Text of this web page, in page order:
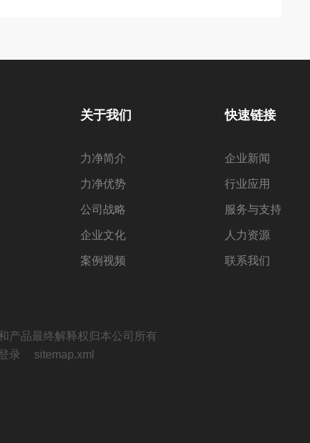
关于我们
力净简介
力净优势
公司战略
企业文化
案例视频
快速链接
企业新闻
行业应用
服务与支持
人力资源
联系我们
产品最终解释权归本公司所有
录 sitemap.xml